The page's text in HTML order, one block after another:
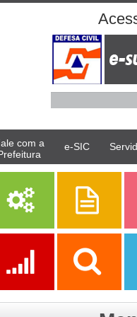
com a
e-SIC
Serviços Publicações